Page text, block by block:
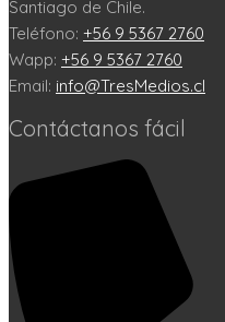
Santiago de Chile.
Teléfono: +56 9 5367 2760
Wapp: +56 9 5367 2760
Email: info@TresMedios.cl
Contáctanos fácil